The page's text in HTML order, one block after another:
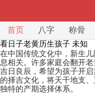
首页 八字 称骨
看日子老黄历生孩子 未知
在中国传统文化中，新生
息相关。许多家庭会翻开
吉日良辰，希望为孩子开
的择吉文化，将天干地支
独特的产期选择体系。